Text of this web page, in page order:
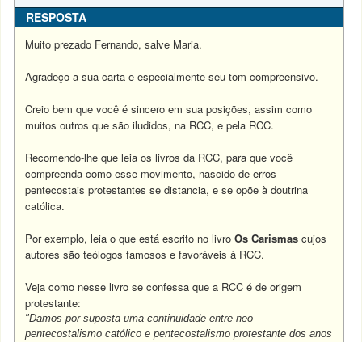
RESPOSTA
Muito prezado Fernando, salve Maria.
Agradeço a sua carta e especialmente seu tom compreensivo.
Creio bem que você é sincero em sua posições, assim como
muitos outros que são iludidos, na RCC, e pela RCC.
Recomendo-lhe que leia os livros da RCC, para que você
compreenda como esse movimento, nascido de erros
pentecostais protestantes se distancia, e se opõe à doutrina
católica.
Por exemplo, leia o que está escrito no livroOs Carismas cujos
autores são teólogos famosos e favoráveis à RCC.
Veja como nesse livro se confessa que a RCC é de origem
protestante:
"Damos por suposta uma continuidade entre neo
pentecostalismo católico e pentecostalismo protestante dos anos